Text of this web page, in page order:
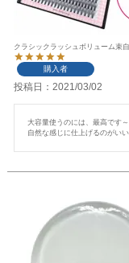
クラシックラッシュボリューム束
購入者
投稿日 2021/03/02
大容量使うのには、最高です～
自然な感じに仕上げるのがい